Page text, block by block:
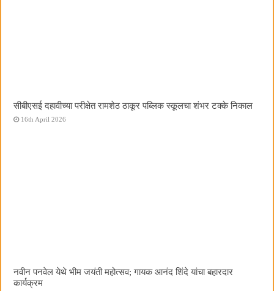
सीबीएसई दहावीच्या परीक्षेत रामशेठ ठाकूर पब्लिक स्कूलचा शंभर टक्के निकाल
16th April 2026
नवीन पनवेल येथे भीम जयंती महोत्सव; गायक आनंद शिंदे यांचा बहारदार
कार्यक्रम